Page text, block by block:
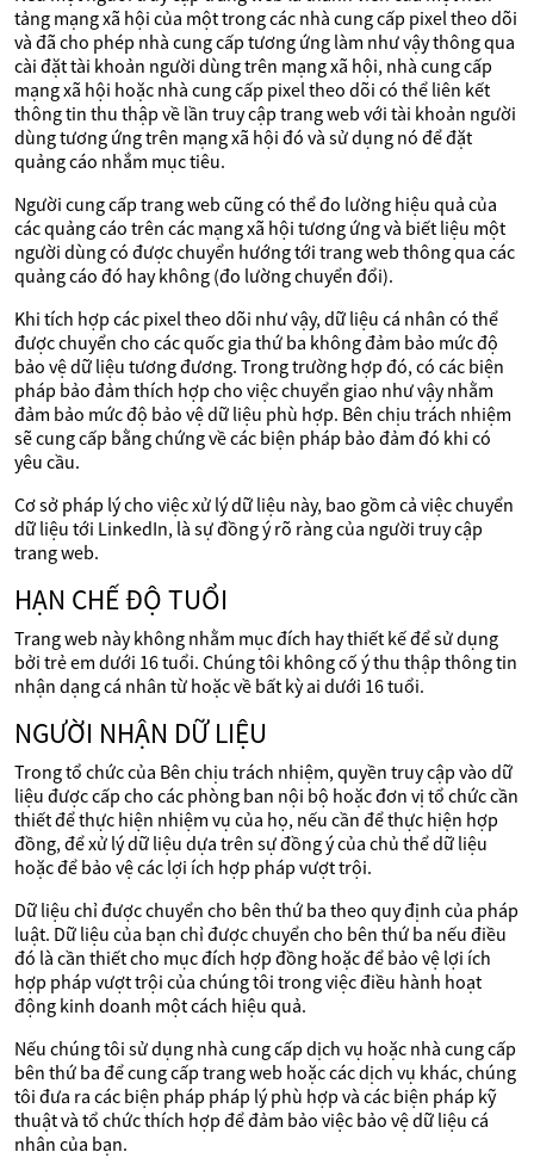
tảng mạng xã hội của một trong các nhà cung cấp pixel theo dõi
và đã cho phép nhà cung cấp tương ứng làm như vậy thông qua
cài đặt tài khoản người dùng trên mạng xã hội, nhà cung cấp
mạng xã hội hoặc nhà cung cấp pixel theo dõi có thể liên kết
thông tin thu thập về lần truy cập trang web với tài khoản người
dùng tương ứng trên mạng xã hội đó và sử dụng nó để đặt
quảng cáo nhắm mục tiêu.
Người cung cấp trang web cũng có thể đo lường hiệu quả của
các quảng cáo trên các mạng xã hội tương ứng và biết liệu một
người dùng có được chuyển hướng tới trang web thông qua các
quảng cáo đó hay không (đo lường chuyển đổi).
Khi tích hợp các pixel theo dõi như vậy, dữ liệu cá nhân có thể
được chuyển cho các quốc gia thứ ba không đảm bảo mức độ
bảo vệ dữ liệu tương đương. Trong trường hợp đó, có các biện
pháp bảo đảm thích hợp cho việc chuyển giao như vậy nhằm
đảm bảo mức độ bảo vệ dữ liệu phù hợp. Bên chịu trách nhiệm
sẽ cung cấp bằng chứng về các biện pháp bảo đảm đó khi có
yêu cầu.
Cơ sở pháp lý cho việc xử lý dữ liệu này, bao gồm cả việc chuyển
dữ liệu tới LinkedIn, là sự đồng ý rõ ràng của người truy cập
trang web.
HẠN CHẾ ĐỘ TUỔI
Trang web này không nhằm mục đích hay thiết kế để sử dụng
bởi trẻ em dưới 16 tuổi. Chúng tôi không cố ý thu thập thông tin
nhận dạng cá nhân từ hoặc về bất kỳ ai dưới 16 tuổi.
NGƯỜI NHẬN DỮ LIỆU
Trong tổ chức của Bên chịu trách nhiệm, quyền truy cập vào dữ
liệu được cấp cho các phòng ban nội bộ hoặc đơn vị tổ chức cần
thiết để thực hiện nhiệm vụ của họ, nếu cần để thực hiện hợp
đồng, để xử lý dữ liệu dựa trên sự đồng ý của chủ thể dữ liệu
hoặc để bảo vệ các lợi ích hợp pháp vượt trội.
Dữ liệu chỉ được chuyển cho bên thứ ba theo quy định của pháp
luật. Dữ liệu của bạn chỉ được chuyển cho bên thứ ba nếu điều
đó là cần thiết cho mục đích hợp đồng hoặc để bảo vệ lợi ích
hợp pháp vượt trội của chúng tôi trong việc điều hành hoạt
động kinh doanh một cách hiệu quả.
Nếu chúng tôi sử dụng nhà cung cấp dịch vụ hoặc nhà cung cấp
bên thứ ba để cung cấp trang web hoặc các dịch vụ khác, chúng
tôi đưa ra các biện pháp pháp lý phù hợp và các biện pháp kỹ
thuật và tổ chức thích hợp để đảm bảo việc bảo vệ dữ liệu cá
nhân của bạn.